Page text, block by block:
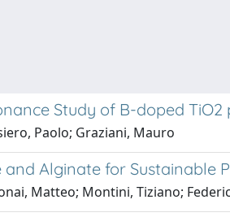
Study of B-doped
Paolo; Graziani, Mauro
Alginate for Sustainable
Matteo; Montini, Tiziano;